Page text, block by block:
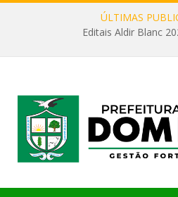
ÚLTIMAS
Editais Aldir Blanc